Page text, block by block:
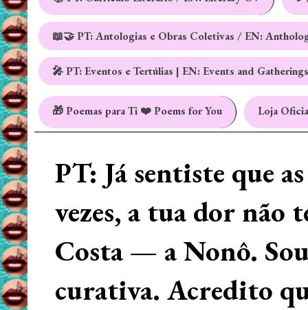
📖🤝 PT: Antologias e Obras Coletivas / EN:
🎤 PT: Eventos e Tertúlias | EN: Events and Gatherings
🎁 Poemas para Ti ❤️ Poems for You Loja
PT: Já sentiste que
vezes, a tua dor não
Costa — a Nonô.
curativa. Acredito